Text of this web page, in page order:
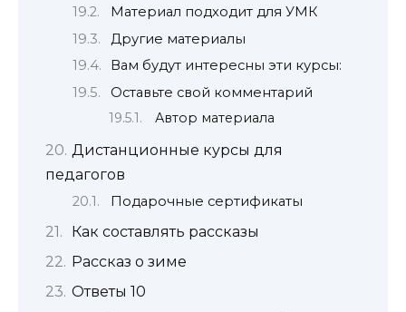
Материал подходит для УМК
Другие материалы
Вам будут интересны эти курсы:
Оставьте свой комментарий
Автор материала
Дистанционные курсы для
педагогов
Подарочные сертификаты
Как составлять рассказы
Рассказ о зиме
Ответы 10